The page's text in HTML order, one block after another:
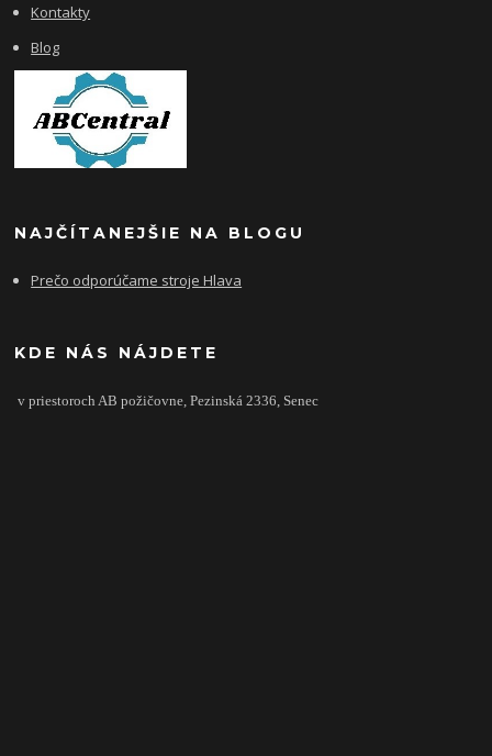
Kontakty
Blog
NAJČÍTANEJŠIE NA BLOGU
Prečo odporúčame stroje Hlava
KDE NÁS NÁJDETE
v priestoroch AB požičovne,Pezinská 2336, Senec